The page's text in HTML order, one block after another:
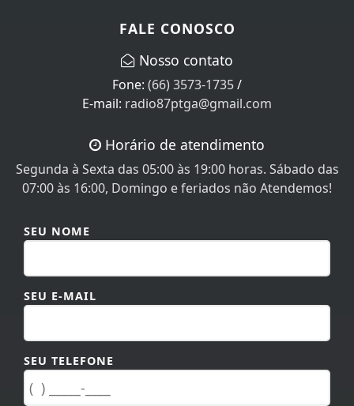
Paraiso e Mariozan -
Sistema Bruto
Pourri de Bugio
FALE CONOSCO
Nosso contato
Fone: (66) 3573-1735/
E-mail: radio87ptga@gmail.com
Horário de atendimento
Segunda à Sexta das 05:00 às 19:00 horas. Sábado das
07:00 às 16:00, Domingo e feriados não Atendemos!
SEU NOME
SEU E-MAIL
SEU TELEFONE